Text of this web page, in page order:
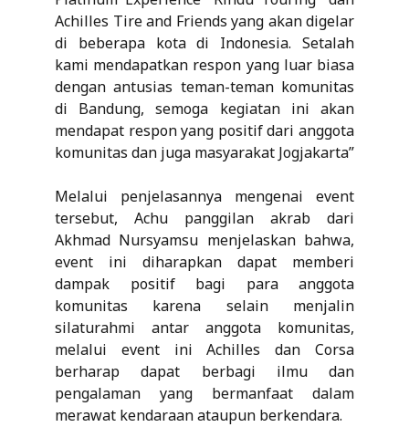
Achilles Tire and Friends yang akan digelar
di beberapa kota di Indonesia. Setalah
kami mendapatkan respon yang luar biasa
dengan antusias teman-teman komunitas
di Bandung, semoga kegiatan ini akan
mendapat respon yang positif dari anggota
komunitas dan juga masyarakat Jogjakarta”
Melalui penjelasannya mengenai event
tersebut, Achu panggilan akrab dari
Akhmad Nursyamsu menjelaskan bahwa,
event ini diharapkan dapat memberi
dampak positif bagi para anggota
komunitas karena selain menjalin
silaturahmi antar anggota komunitas,
melalui event ini Achilles dan Corsa
berharap dapat berbagi ilmu dan
pengalaman yang bermanfaat dalam
merawat kendaraan ataupun berkendara.